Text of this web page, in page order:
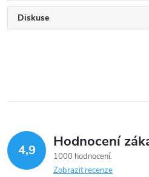
Diskuse
4,9 Hodnocení
1000 hodnocení
Zobrazit recenze